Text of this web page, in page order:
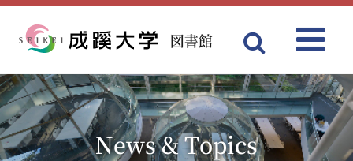
図書館
News & Topics